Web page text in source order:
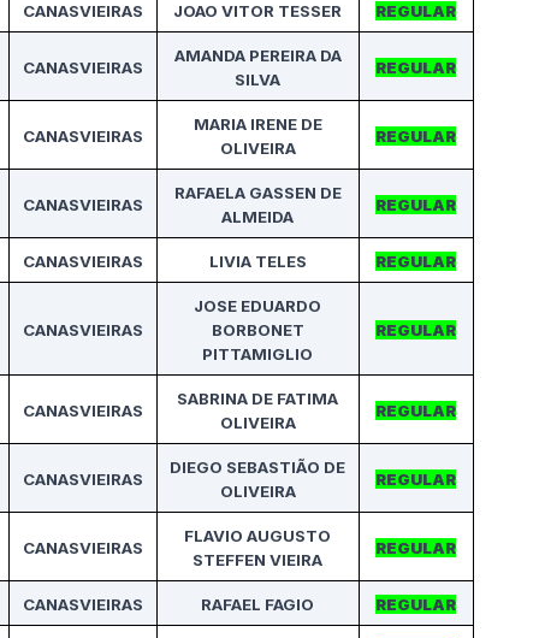
CANASVIEIRAS JOAO VITOR TESSER REGULAR
CANASVIEIRAS
AMANDA PEREIRA DA
SILVA
REGULAR
CANASVIEIRAS
MARIA IRENE DE
OLIVEIRA
REGULAR
CANASVIEIRAS
RAFAELA GASSEN DE
ALMEIDA
REGULAR
CANASVIEIRAS LIVIA TELES REGULAR
CANASVIEIRAS
JOSE EDUARDO
BORBONET
PITTAMIGLIO
REGULAR
CANASVIEIRAS
SABRINA DE FATIMA
OLIVEIRA
REGULAR
CANASVIEIRAS
DIEGO SEBASTIÃO DE
OLIVEIRA
REGULAR
CANASVIEIRAS
FLAVIO AUGUSTO
STEFFEN VIEIRA
REGULAR
CANASVIEIRAS RAFAEL FAGIO REGULAR